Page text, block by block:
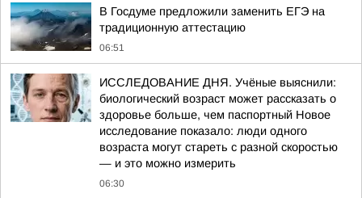
В Госдуме предложили заменить ЕГЭ на
традиционную аттестацию
06:51
ИССЛЕДОВАНИЕ ДНЯ. Учёные выяснили:
биологический возраст может рассказать о
здоровье больше, чем паспортный Новое
исследование показало: люди одного
возраста могут стареть с разной скоростью
— и это можно измерить
06:30